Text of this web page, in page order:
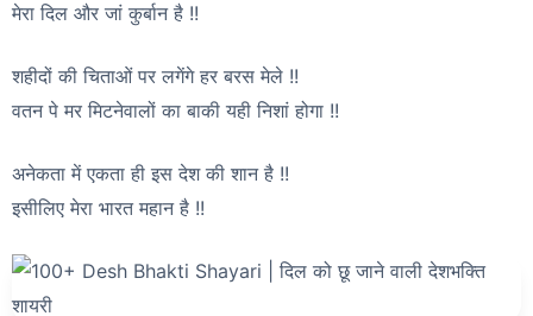
मेरा दिल और जां कुर्बान है !!
शहीदों की चिताओं पर लगेंगे हर बरस मेले !!
वतन पे मर मिटनेवालों का बाकी यही निशां होगा !!
अनेकता में एकता ही इस देश की शान है !!
इसीलिए मेरा भारत महान है !!